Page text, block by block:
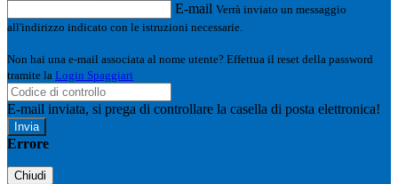
E-mail Verrà inviato un messaggio
all'indirizzo indicato con le istruzioni necessarie.
Non hai una e-mail associata al nome utente? Effettua il reset della password
tramite la Login Spaggiari
E-mail inviata, si prega di controllare la casella di posta elettronica!
Errore
Chiudi